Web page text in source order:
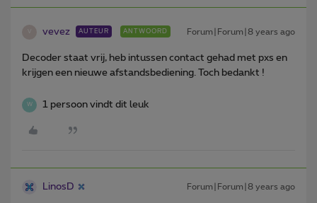
vevez AUTEUR ANTWOORD Forum|Forum|8 years ago
Decoder staat vrij, heb intussen contact gehad met pxs en
krijgen een nieuwe afstandsbediening. Toch bedankt !
W 1 persoon vindt dit leuk
LinosD Forum|Forum|8 years ago